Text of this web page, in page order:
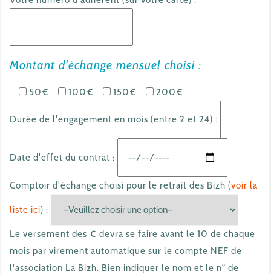
a
Montant d'échange mensuel choisi :
50€ 100€ 150€ 200€
Durée de l'engagement en mois (entre 2 et 24) :
Date d'effet du contrat :
Comptoir d'échange choisi pour le retrait des Bizh (voir la
liste ici) :
Le versement des € devra se faire avant le 10 de chaque
mois par virement automatique sur le compte NEF de
l'association La Bizh. Bien indiquer le nom et le n° de